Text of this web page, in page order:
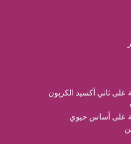
على ثاني أكسيد الكربون
على أساس حيوي